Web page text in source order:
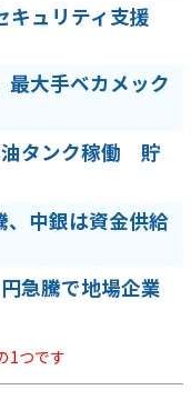
ュリティ支援
最大手ベカメック
油タンク稼働 貯
、中銀は資金供給
急騰で地場企業
1つです